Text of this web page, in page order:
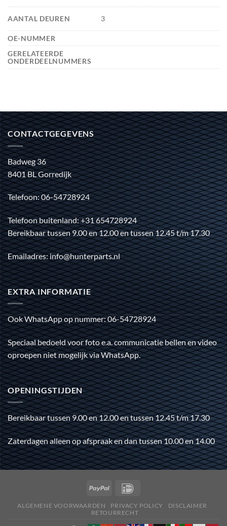
AANTAL DEUREN 3
OE-NUMMER
GERELATEERDE
ONDERDEELNUMMERS
CONTACTGEGEVENS
Badweg 36
8401 BL Gorredijk
Telefoon: 06-54728924
Telefoon buitenland: +31 654728924
Bereikbaar tussen 9.00 en 12.00 en tussen 12.45 t/m 17.30
Emailadres: info@hunterparts.nl
EXTRA INFORMATIE
Ook WhatsApp op nummer: 06-54728924
Speciaal bedoeld voor foto e.a. communicatie bellen en video
oproepen niet mogelijk via WhatsApp.
OPENINGSTIJDEN
Bereikbaar tussen 9.00 en 12.00 en tussen 12.45 t/m 17.30
Zaterdagen alleen op afspraak en dan tussen 10.00 en 14.00
ALGEMENE VOORWAARDEN PRIVACY POLICY
DISCLAIMER
RETOURRECHT